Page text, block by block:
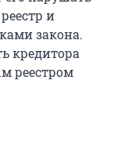
и
закона.
кредитора
реестром